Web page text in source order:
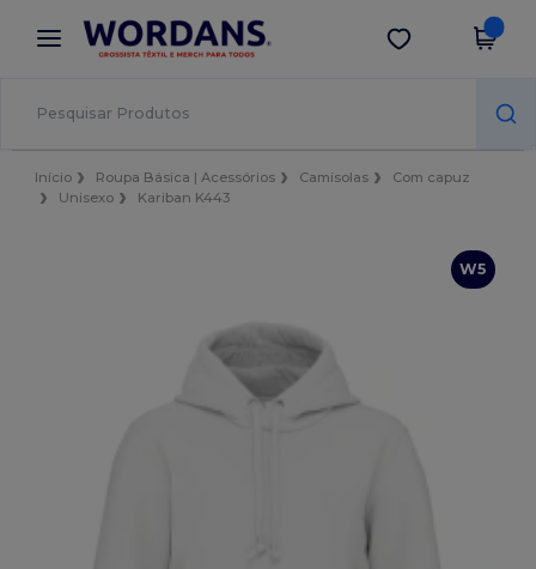
× App Wordans
Melhores preços na app!
Obter app
Início Roupa Básica | Acessórios Camisolas
Com capuz
Unisexo
Kariban K443
W5